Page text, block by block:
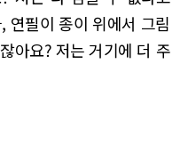
연필이 종이 위에서 그림
아요? 저는 거기에 더 주